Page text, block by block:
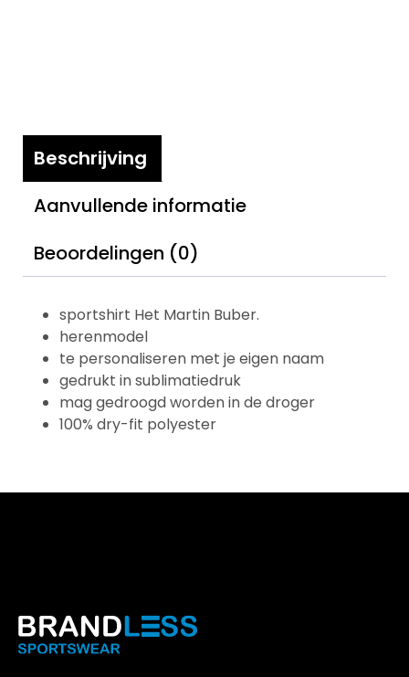
Beschrijving
Aanvullende informatie
Beoordelingen (0)
sportshirt Het Martin Buber.
herenmodel
te personaliseren met je eigen naam
gedrukt in sublimatiedruk
mag gedroogd worden in de droger
100% dry-fit polyester